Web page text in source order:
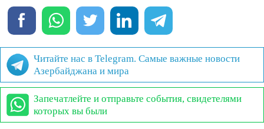
Читайте нас в Telegram. Самые важные новости
Азербайджана и мира
Запечатлейте и отправьте события, свидетелями
которых вы были